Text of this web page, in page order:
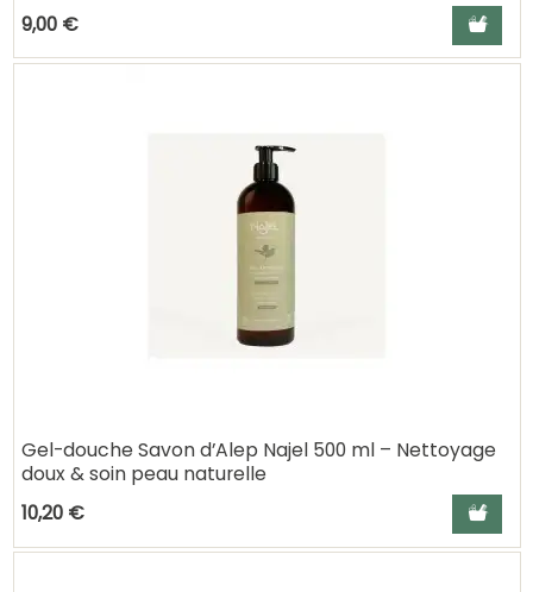
9,00 €
Ajouter
Gel-douche Savon d’Alep Najel 500 ml – Nettoyage
doux & soin peau naturelle
10,20 €
Ajouter